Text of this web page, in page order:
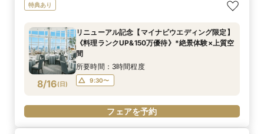
特典あり
8/16(日)
リニューアル記念【マイナビウエディング限定】
《料理ランクUP&150万優待》*絶景体験×上質空
間
所要時間：3時間程度
9:30〜
フェアを予約